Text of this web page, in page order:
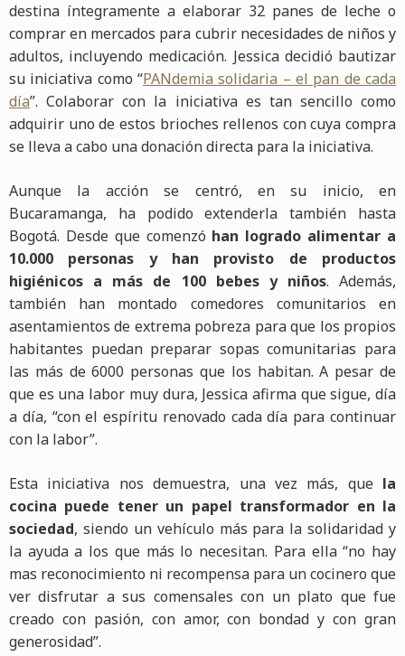
destina íntegramente a elaborar 32 panes de leche o
comprar en mercados para cubrir necesidades de niños y
adultos, incluyendo medicación. Jessica decidió bautizar
su iniciativa como “PANdemia solidaria – el pan de cada
día”. Colaborar con la iniciativa es tan sencillo como
adquirir uno de estos brioches rellenos con cuya compra
se lleva a cabo una donación directa para la iniciativa.
Aunque la acción se centró, en su inicio, en
Bucaramanga, ha podido extenderla también hasta
Bogotá. Desde que comenzó han logrado alimentar a
10.000 personas y han provisto de productos
higiénicos a más de 100 bebes y niños. Además,
también han montado comedores comunitarios en
asentamientos de extrema pobreza para que los propios
habitantes puedan preparar sopas comunitarias para
las más de 6000 personas que los habitan. A pesar de
que es una labor muy dura, Jessica afirma que sigue, día
a día, “con el espíritu renovado cada día para continuar
con la labor”.
Esta iniciativa nos demuestra, una vez más, que la
cocina puede tener un papel transformador en la
sociedad, siendo un vehículo más para la solidaridad y
la ayuda a los que más lo necesitan. Para ella “no hay
mas reconocimiento ni recompensa para un cocinero que
ver disfrutar a sus comensales con un plato que fue
creado con pasión, con amor, con bondad y con gran
generosidad”.